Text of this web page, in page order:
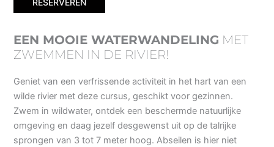
RESERVEREN
EEN MOOIE WATERWANDELING MET
ZWEMMEN IN DE RIVIER!
Geniet van een verfrissende activiteit in het hart van een
wilde rivier met deze cursus, geschikt voor gezinnen.
Zwem in wildwater, ontdek een beschermde natuurlijke
omgeving en daag jezelf desgewenst uit op de talrijke
sprongen van 3 tot 7 meter hoog. Abseilen is hier niet